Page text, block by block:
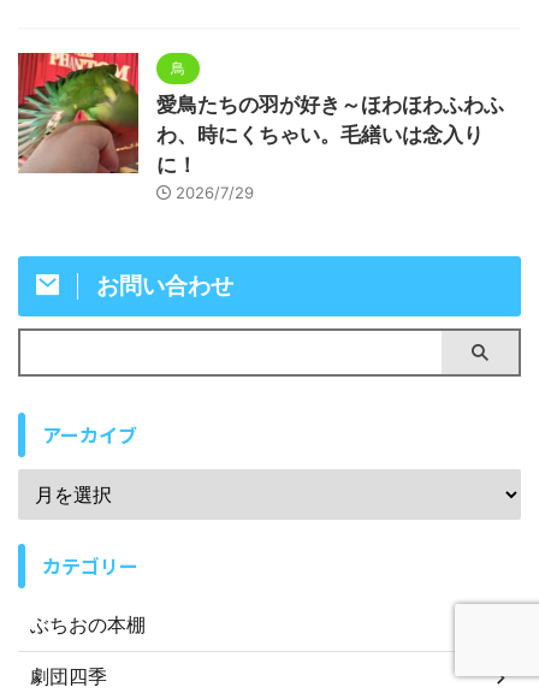
鳥
愛鳥たちの羽が好き～ほわほわふわふ
わ、時にくちゃい。毛繕いは念入り
に！
2026/7/29
お問い合わせ
アーカイブ
カテゴリー
ぶちおの本棚
劇団四季